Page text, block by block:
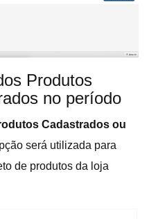
Produtos
no período
Cadastrados ou
será utilizada para
de produtos da loja